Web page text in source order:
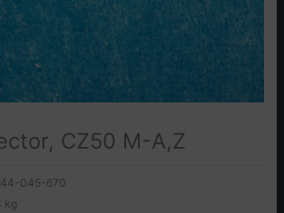
CZ50 M-A,Z
045-670
kg